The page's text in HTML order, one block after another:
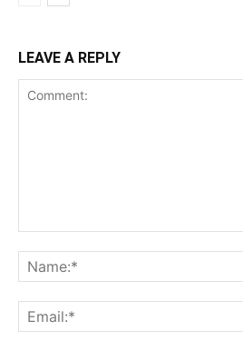
LEAVE A REPLY